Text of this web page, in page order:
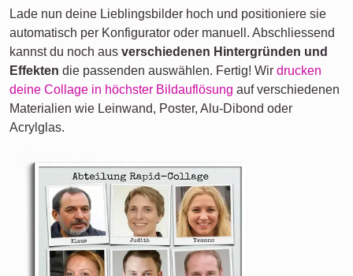
Lade nun deine Lieblingsbilder hoch und positioniere sie
automatisch per Konfigurator oder manuell. Abschliessend
kannst du noch aus verschiedenen Hintergründen und
Effekten die passenden auswählen. Fertig! Wir drucken
deine Collage in höchster Bildauflösung auf verschiedenen
Materialien wie Leinwand, Poster, Alu-Dibond oder
Acrylglas.